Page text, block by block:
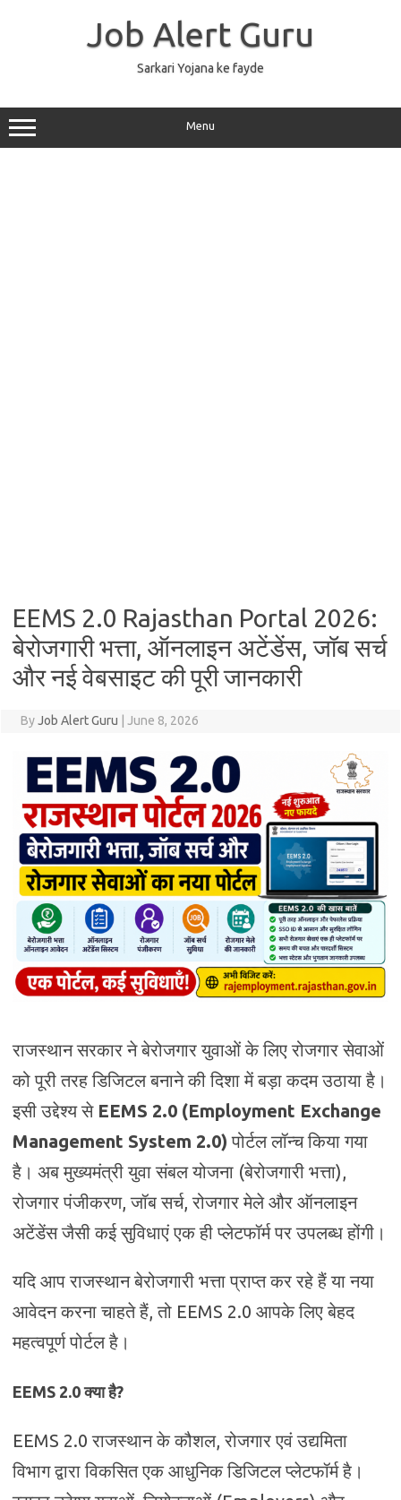
Job Alert Guru
Sarkari Yojana ke fayde
Menu
EEMS 2.0 Rajasthan Portal 2026:
बेरोजगारी भत्ता, ऑनलाइन अटेंडेंस, जॉब सर्च
और नई वेबसाइट की पूरी जानकारी
ByJob Alert Guru June 8, 2026
राजस्थान सरकार ने बेरोजगार युवाओं के लिए रोजगार सेवाओं
को पूरी तरह डिजिटल बनाने की दिशा में बड़ा कदम उठाया है।
इसी उद्देश्य से EEMS 2.0 (Employment Exchange
Management System 2.0) पोर्टल लॉन्च किया गया
है। अब मुख्यमंत्री युवा संबल योजना (बेरोजगारी भत्ता),
रोजगार पंजीकरण, जॉब सर्च, रोजगार मेले और ऑनलाइन
अटेंडेंस जैसी कई सुविधाएं एक ही प्लेटफॉर्म पर उपलब्ध होंगी।
यदि आप राजस्थान बेरोजगारी भत्ता प्राप्त कर रहे हैं या नया
आवेदन करना चाहते हैं, तो EEMS 2.0 आपके लिए बेहद
महत्वपूर्ण पोर्टल है।
EEMS 2.0 क्या है?
EEMS 2.0 राजस्थान के कौशल, रोजगार एवं उद्यमिता
विभाग द्वारा विकसित एक आधुनिक डिजिटल प्लेटफॉर्म है।